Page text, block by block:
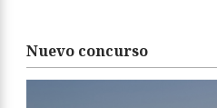
Nuevo concurso